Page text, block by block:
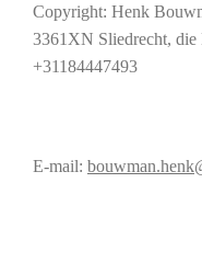
Copyright: Henk
3361XN Sliedrecht, die
E-mail: